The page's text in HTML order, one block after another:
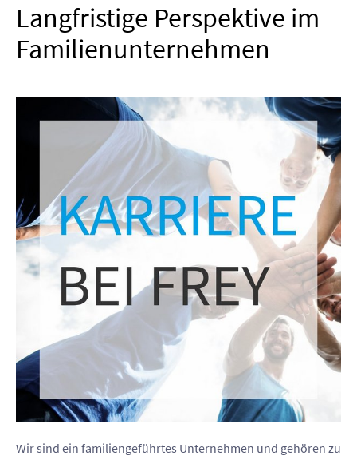
Langfristige Perspektive im
Familienunternehmen
Wir sind ein familiengeführtes Unternehmen und gehören zu